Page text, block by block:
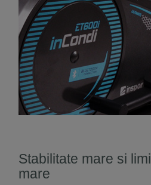
Stabilitate mare si
mare